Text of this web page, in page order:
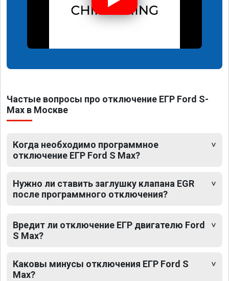
Частые вопросы про отключение ЕГР Ford S-
Max в Москве
Когда необходимо программное
отключение ЕГР Ford S Max?
Нужно ли ставить заглушку клапана EGR
после программного отключения?
Вредит ли отключение ЕГР двигателю Ford
S Max?
Каковы минусы отключения ЕГР Ford S
Max?